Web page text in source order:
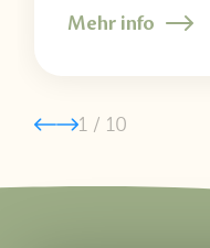
Mehr info
1 / 10